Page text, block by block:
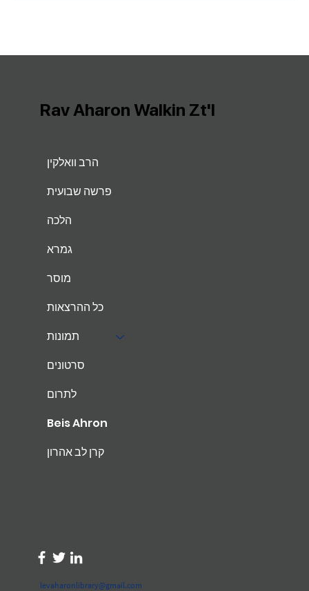
הרב וואלקין
פרשה שבועית
הלכה
גמרא
מוסר
כל ההרצאות
תמונות
סרטונים
לתרום
Beis Ahron
קרן לב אהרון
levaharonlibrary@gmail.com
Rav Aharon Walkin Zt'l